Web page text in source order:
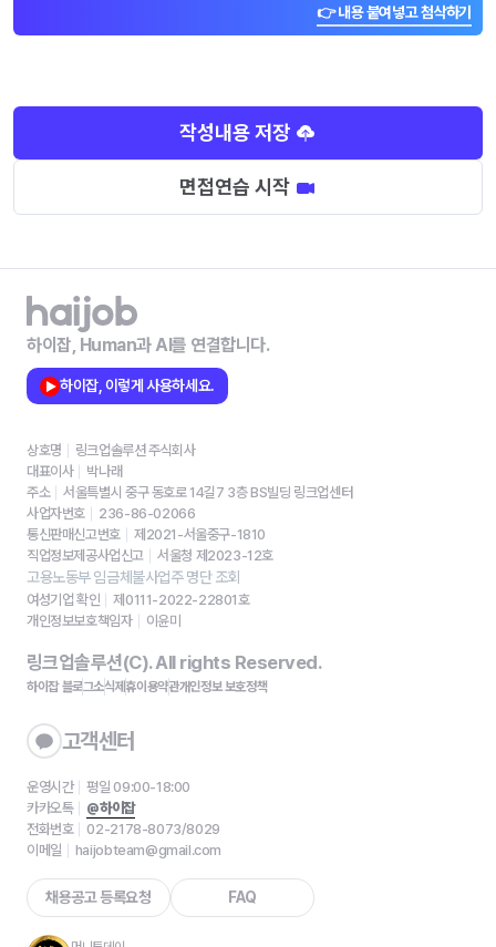
👉 내용 붙여넣고 첨삭하기
작성내용 저장
면접연습 시작
하이잡, Human과 AI를 연결합니다.
하이잡, 이렇게 사용하세요.
상호명
링크업솔루션 주식회사
대표이사
박나래
주소
서울특별시 중구 동호로 14길7 3층 BS빌딩 링크업센터
사업자번호
236-86-02066
통신판매신고번호
제2021-서울중구-1810
직업정보제공사업신고
서울청 제2023-12호
고용노동부 임금체불사업주 명단 조회
여성기업 확인
제0111-2022-22801호
개인정보보호책임자
이윤미
링크업솔루션(C). All rights Reserved.
하이잡 블로그소식제휴이용약관개인정보 보호정책
고객센터
운영시간
평일 09:00-18:00
카카오톡
@하이잡
전화번호
02-2178-8073/8029
이메일
haijobteam@gmail.com
채용공고 등록요청 FAQ